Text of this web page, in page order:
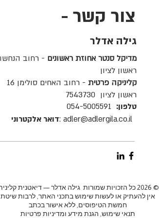
צור קשר -
גילה אדלר
מדיקל סנטר אחוזת ראשונים
ראשון לציון
קליניקה פרטית - רחוב האחים סולימן 16
ראשון לציון 7543730
טלפון:
דואר אלקטרוני
© 2026 כל הזכויות שמורות גילה אדלר — דיאטנית קלינית.
אין להעתיק או לעשות שימוש בתכני האתר, לרבות שיטת
חמשת הטיפוסים, ללא אישור בכתב
תנאי שימוש, הגנת מידע ומדיניות פרטיות